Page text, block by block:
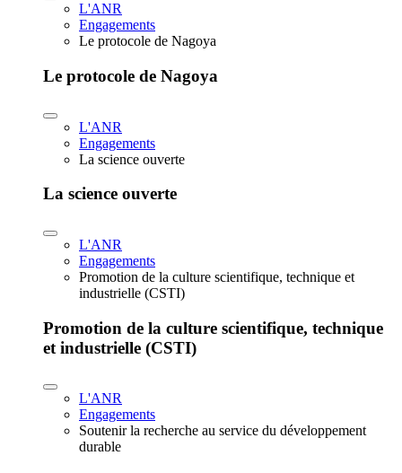
L'ANR
Engagements
Le protocole de Nagoya
Le protocole de Nagoya
L'ANR
Engagements
La science ouverte
La science ouverte
L'ANR
Engagements
Promotion de la culture scientifique, technique et
industrielle (CSTI)
Promotion de la culture scientifique, technique
et industrielle (CSTI)
L'ANR
Engagements
Soutenir la recherche au service du développement
durable